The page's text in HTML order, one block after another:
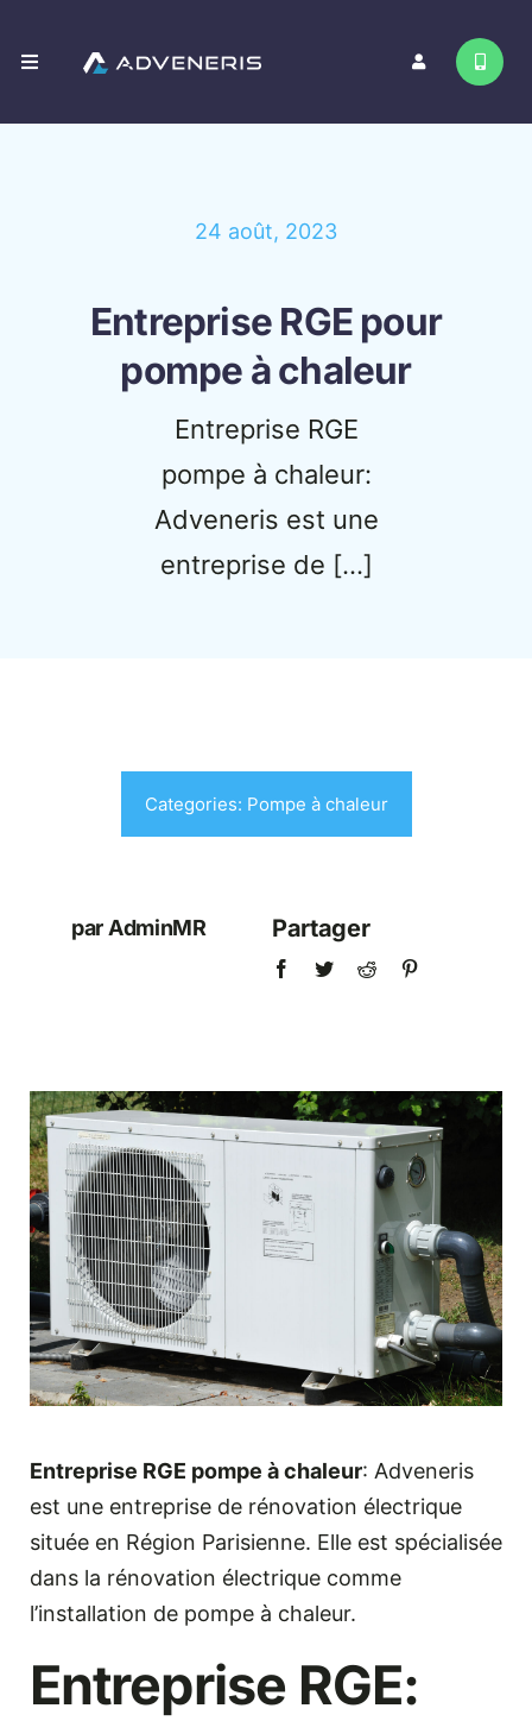
au
Toggle
24 août, 2023
Entreprise RGE pour
pompe à chaleur
Entreprise RGE
pompe à chaleur:
Adveneris est une
entreprise de […]
Categories: Pompe à chaleur
par AdminMR Partager
Entreprise RGE pompe à chaleur: Adveneris
est une entreprise de rénovation électrique
située en Région Parisienne. Elle est spécialisée
dans la rénovation électrique comme
l’installation de pompe à chaleur.
Entreprise RGE: